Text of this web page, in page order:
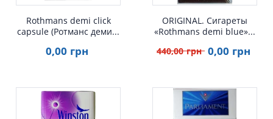
Rothmans demi click
capsule (Ротманс деми...
0,00 грн
ORIGINAL. Сигареты
«Rothmans demi blue»...
440,00 грн 0,00 грн